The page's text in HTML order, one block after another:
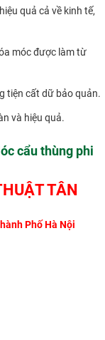
quả cả về kinh tế,
móc được làm từ
tiện cất dữ bảo quản.
và hiệu quả.
cẩu thùng phi
TÂN
Phố Hà Nội